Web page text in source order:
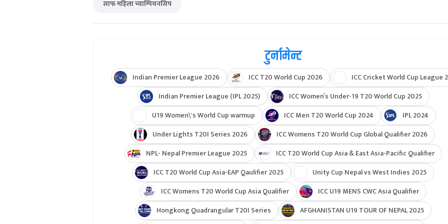
साफ महिला च्याम्पियनसिप
टुर्नामेन्ट
Indian Premier League 2026 ICC T20 World Cup 2026
ICC Cricket World Cup League 2
Indian Premier League (IPL 2025)
ICC Women’s Under-19 T20 World Cup 2025
U19 Women\'s World Cup warmup
ICC Men T20 World Cup 2024
IPL 2024
Under Lights T20I Series 2026
ICC Womens T20 World Cup Global Qualifier 2026
NPL- Nepal Premier League 2025
ICC T20 World Cup Asia & East Asia-Pacific Qualifier
ICC T20 World Cup Asia-EAP Qaulifier 2025
Unity Cup Nepal vs West Indies 2025
ICC Womens T20 World Cup Asia Qualifier
ICC U19 MENS CWC Asia Qualifier
Hongkong Quadrangular T20I Series
AFGHANISTAN U19 TOUR OF NEPAL 2025